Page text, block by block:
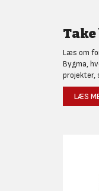
Læs om
Bygma,
projekter,
LÆS